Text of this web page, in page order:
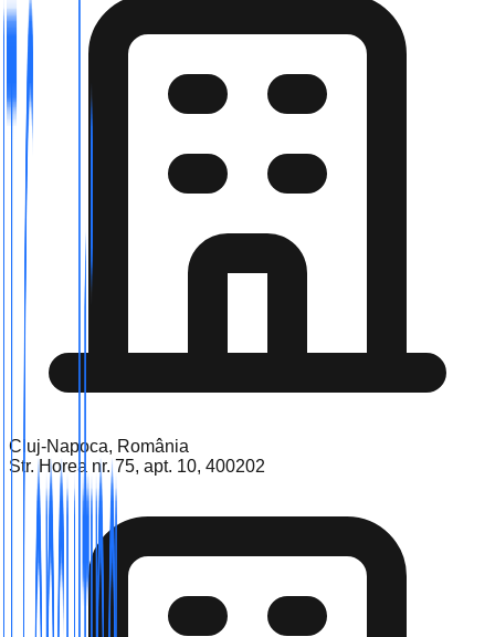
Cluj-Napoca, România
Str. Horea nr. 75, apt. 10, 400202